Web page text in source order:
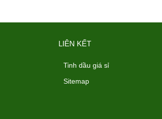
LIÊN KẾT
Tinh dầu giá sỉ
Sitemap